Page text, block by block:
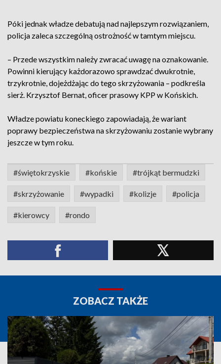
Póki jednak władze debatują nad najlepszym rozwiązaniem,
policja zaleca szczególną ostrożność w tamtym miejscu.
– Przede wszystkim należy zwracać uwagę na oznakowanie.
Powinni kierujący każdorazowo sprawdzać dwukrotnie,
trzykrotnie, dojeżdżając do tego skrzyżowania – podkreśla
sierż. Krzysztof Bernat, oficer prasowy KPP w Końskich.
Władze powiatu koneckiego zapowiadają, że wariant
poprawy bezpieczeństwa na skrzyżowaniu zostanie wybrany
jeszcze w tym roku.
#świętokrzyskie #końskie #trójkąt bermudzki
#skrzyżowanie #wypadki #kolizje #policja
#kierowcy #rondo
ZOBACZ TAKŻE